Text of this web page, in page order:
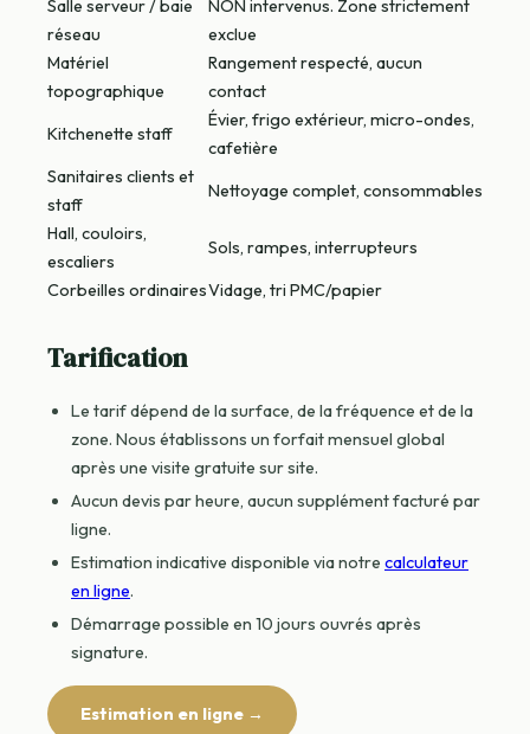
Salle serveur / baie
réseau
NON intervenus. Zone strictement
exclue
Matériel
topographique
Rangement respecté, aucun
contact
Kitchenette staff
Évier, frigo extérieur, micro-ondes,
cafetière
Sanitaires clients et
staff
Nettoyage complet, consommables
Hall, couloirs,
escaliers
Sols, rampes, interrupteurs
Corbeilles ordinairesVidage, tri PMC/papier
Tarification
Le tarif dépend de la surface, de la fréquence et de la
zone. Nous établissons un forfait mensuel global
après une visite gratuite sur site.
Aucun devis par heure, aucun supplément facturé par
ligne.
Estimation indicative disponible via notre calculateur
en ligne.
Démarrage possible en 10 jours ouvrés après
signature.
Estimation en ligne →